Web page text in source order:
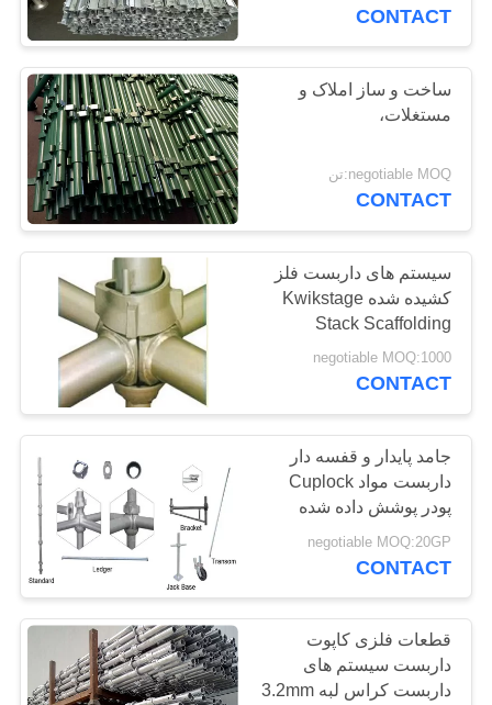
CONTACT
ساخت و ساز املاک و
مستغلات،
negotiable MOQ:تن
CONTACT
سیستم های داربست فلز
کشیده شده Kwikstage
Stack Scaffolding
negotiable MOQ:1000
CONTACT
جامد پایدار و قفسه دار
داربست مواد Cuplock
پودر پوشش داده شده
درمان سطح
negotiable MOQ:20GP
CONTACT
قطعات فلزی کاپوت
داربست سیستم های
داربست کراس لبه 3.2mm